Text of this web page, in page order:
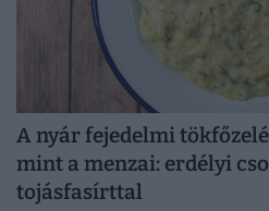
A nyár fejedelmi
mint a menzai: erdélyi
tojásfasírttal